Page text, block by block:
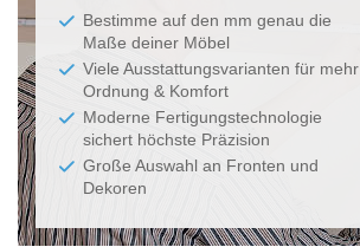
Bestimme auf den mm genau die
Maße deiner Möbel
Viele Ausstattungsvarianten für mehr
Ordnung & Komfort
Moderne Fertigungstechnologie
sichert höchste Präzision
Große Auswahl an Fronten und
Dekoren